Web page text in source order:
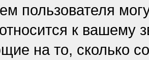
пользователя
к вашему
на то, сколько